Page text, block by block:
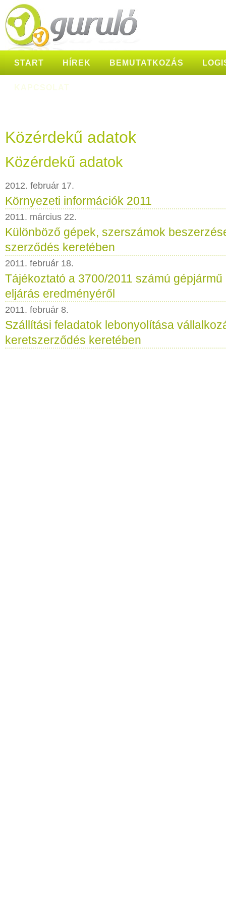
START HÍREK BEMUTATKOZÁS
KAPCSOLAT
Közérdekű adatok
Közérdekű adatok
2012. február 17.
Környezeti információk 2011
2011. március 22.
Különböző gépek, szerszámok
szerződés keretében
2011. február 18.
Tájékoztató a 3700/2011 számú
eljárás eredményéről
2011. február 8.
Szállítási feladatok lebonyolítása
keretszerződés keretében